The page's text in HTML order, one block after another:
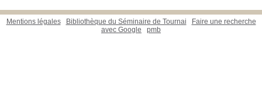
Mentions légales Bibliothèque du Séminaire de Tournai
Faire une recherche
avec Google
pmb